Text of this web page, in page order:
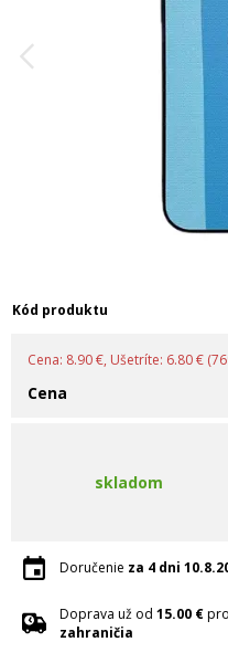
Kód produktu
Cena: 8.90 €, Ušetríte: 6.80 €
Cena
skladom
Doručenie za 4 dni
Doprava už od 15.00 €
zahraničia